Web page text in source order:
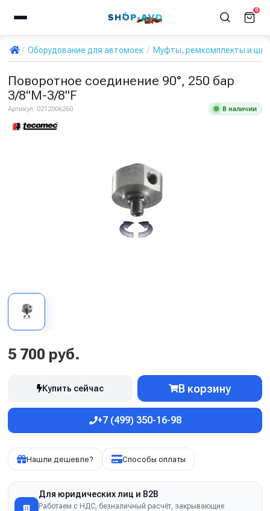
0
Оборудование для автомоек Муфты, ремкомплекты и
Поворотное соединение 90°, 250 бар
3/8"M-3/8"F
Артикул: 0212006260 В наличии
5 700 руб.
Купить сейчас В корзину
+7 (499) 350-16-98
Нашли дешевле? Способы оплаты
Для юридических лиц и B2B
Работаем с НДС, безналичный расчёт, закрывающие